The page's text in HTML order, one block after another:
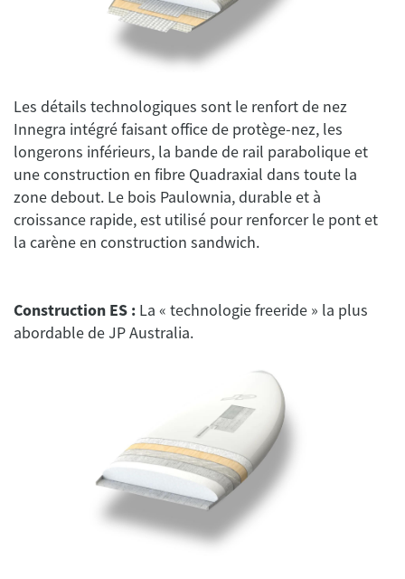
Les détails technologiques sont le renfort de nez
Innegra intégré faisant office de protège-nez, les
longerons inférieurs, la bande de rail parabolique et
une construction en fibre Quadraxial dans toute la
zone debout. Le bois Paulownia, durable et à
croissance rapide, est utilisé pour renforcer le pont et
Construction ES : La « technologie freeride » la plus